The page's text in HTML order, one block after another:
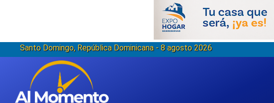
Santo Domingo, República Dominicana - 8 agosto 2026